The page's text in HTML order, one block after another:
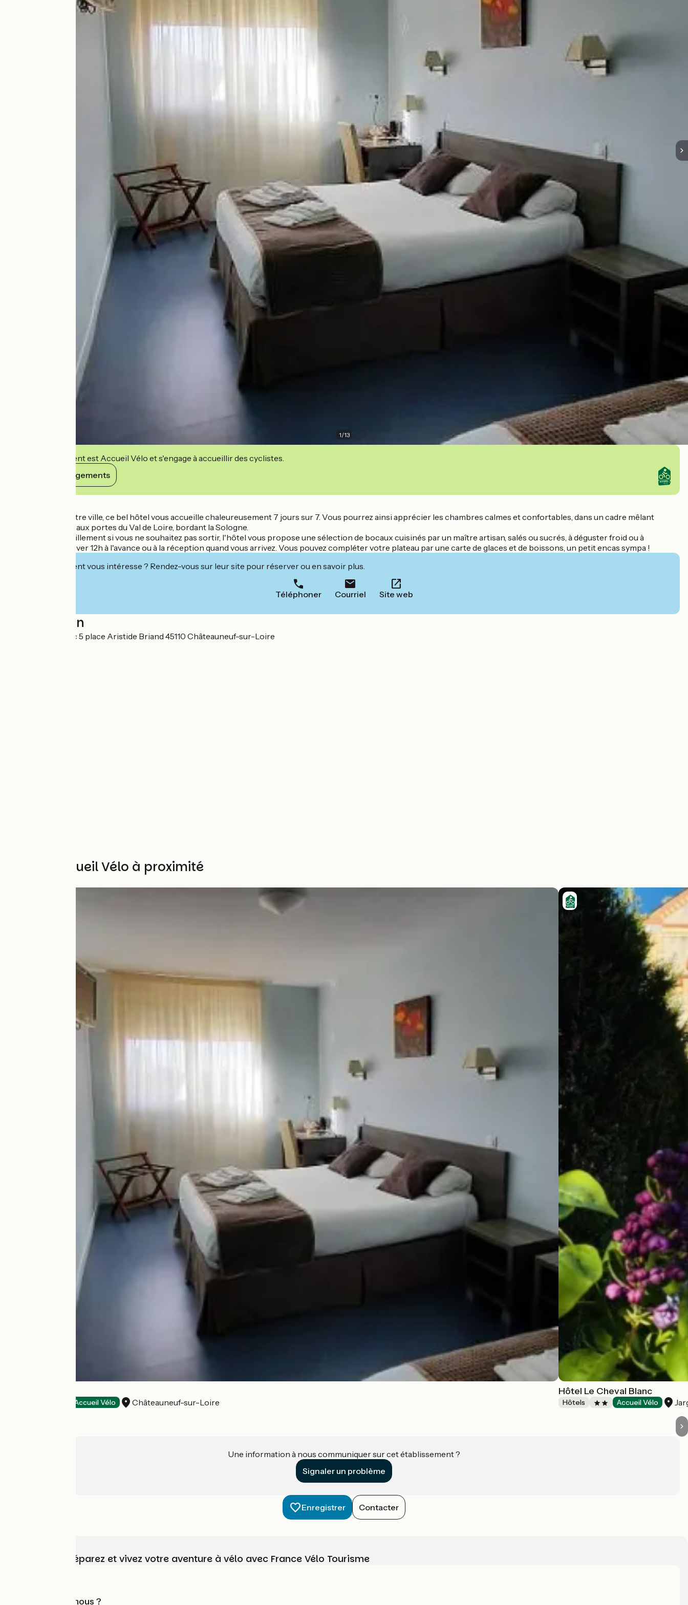
1/13
Cet établissement est Accueil Vélo et s'engage à accueillir des cyclistes.
Voir ses engagements
Situé en plein centre ville, ce bel hôtel vous accueille chaleureusement 7 jours sur 7. Vous pourrez ainsi apprécier les chambres calmes et confortables, dans un cadre mêlant
nature et histoire, aux portes du Val de Loire, bordant la Sologne.
Pour dîner tranquillement si vous ne souhaitez pas sortir, l'hôtel vous propose une sélection de bocaux cuisinés par un maître artisan, salés ou sucrés, à déguster froid ou à
réchauffer, à réserver 12h à l'avance ou à la réception quand vous arrivez. Vous pouvez compléter votre plateau par une carte de glaces et de boissons, un petit encas sympa !
Cet établissement vous intéresse ? Rendez-vous sur leur site pour réserver ou en savoir plus.
Téléphoner Courriel Site web
Localisation
SAS Hotel du Parc 5 place Aristide Briand 45110 Châteauneuf-sur-Loire
Autres Accueil Vélo à proximité
Accueil Vélo Châteauneuf-sur-Loire
Hôtel Le Cheval Blanc
Hôtels Accueil Vélo
Une information à nous communiquer sur cet établissement ?
Signaler un problème
Enregistrer Contacter
Choisissez, préparez et vivez votre aventure à vélo avec France Vélo Tourisme
Qui sommes-nous ?